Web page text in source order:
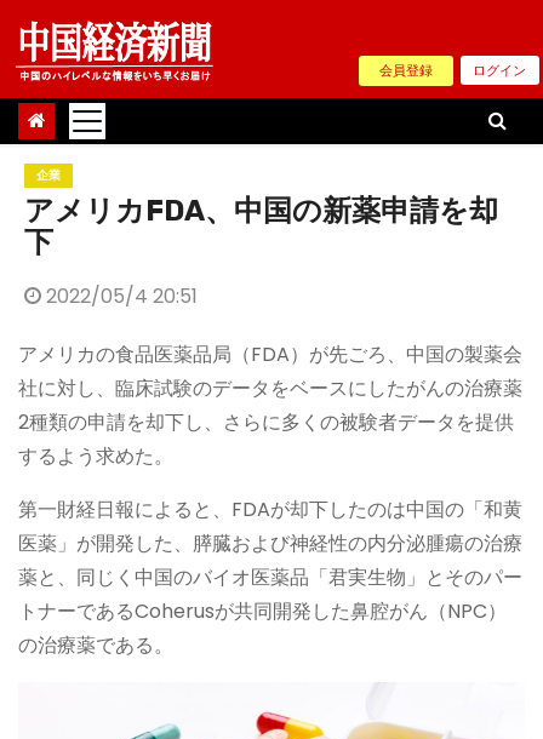
Skip
content
会員登録 ログイン
企業
アメリカFDA、中国の新薬申請を却
下
2022/05/4 20:51
アメリカの食品医薬品局（FDA）が先ごろ、中国の製薬会
社に対し、臨床試験のデータをベースにしたがんの治療薬
2種類の申請を却下し、さらに多くの被験者データを提供
するよう求めた。
第一財経日報によると、FDAが却下したのは中国の「和黄
医薬」が開発した、膵臓および神経性の内分泌腫瘍の治療
薬と、同じく中国のバイオ医薬品「君実生物」とそのパー
トナーであるCoherusが共同開発した鼻腔がん（NPC）
の治療薬である。